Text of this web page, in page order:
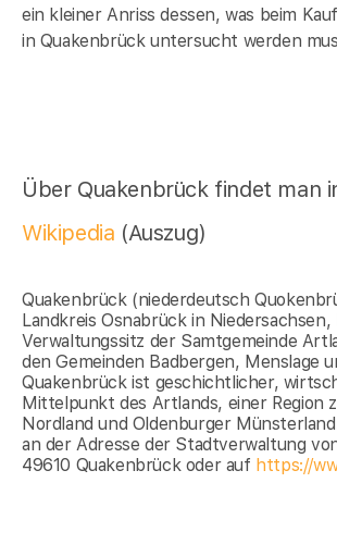
ein kleiner Anriss dessen, was beim
in Quakenbrück untersucht werden
Über Quakenbrück findet man
Wikipedia (Auszug)
Quakenbrück (niederdeutsch
Landkreis Osnabrück in
Verwaltungssitz der Samtgemeinde
den Gemeinden Badbergen, Menslage
Quakenbrück ist geschichtlicher,
Mittelpunkt des Artlands, einer Region
Nordland und Oldenburger
an der Adresse der Stadtverwaltung
49610 Quakenbrück oder auf https://